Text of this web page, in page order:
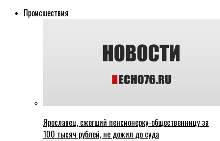
Происшествия
Ярославец, сжегший пенсионерку-общественницу за
100 тысяч рублей, не дожил до суда